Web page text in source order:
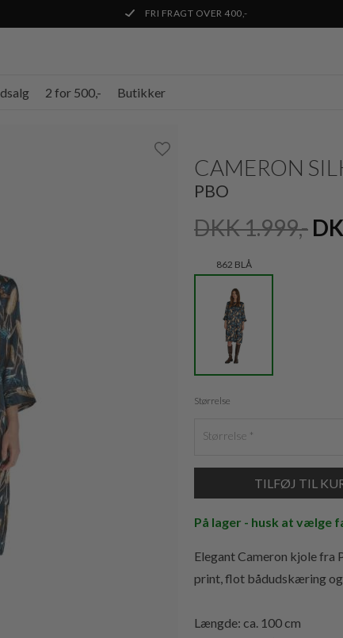
FRI FRAGT OVER 400,-
2 for 500,- Butikker
CAMERON
PBO
DKK 1.999,-
862 BLÅ
Størrelse
Størrelse
På lager - husk at
Elegant Cameron kjole fra
print, flot bådudskæring
Længde: ca. 100 cm